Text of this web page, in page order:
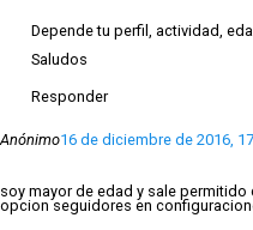
Depende tu perfil, actividad,
Saludos
Responder
Anónimo16 de diciembre de 2016,
soy mayor de edad y sale
opcion seguidores en